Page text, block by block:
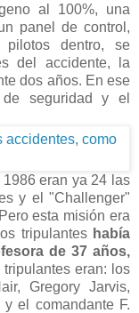
al 100%, una
panel de control,
dentro, se
del accidente, la
dos años. En ese
seguridad y el
eran ya 24 las
y el "Challenger"
esta misión era
tripulantes había
de 37 años,
eran: los
Gregory Jarvis,
el comandante F.